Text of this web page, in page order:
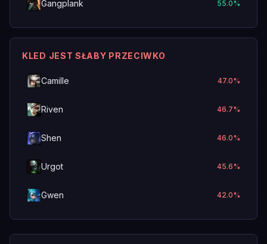
Gangplank 55.0%
KLED JEST SŁABY PRZECIWKO
Camille 47.0%
Riven 46.7%
Shen 46.0%
Urgot 45.6%
Gwen 42.0%